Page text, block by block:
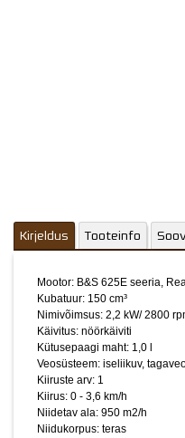
Kirjeldus Tooteinfo
Mootor: B&S 625E seeria,
Kubatuur: 150 cm³
Nimivõimsus: 2,2 kW/ 2800
Käivitus: nöörkäiviti
Kütusepaagi maht: 1,0 l
Veosüsteem: iseliikuv,
Kiiruste arv: 1
Kiirus: 0 - 3,6 km/h
Niidetav ala: 950 m2/h
Niidukorpus: teras